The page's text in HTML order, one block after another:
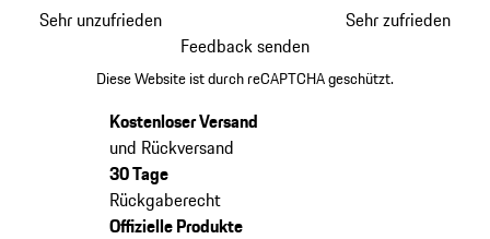
Sehr unzufrieden
Sehr zufrieden
Feedback senden
Diese Website ist durch reCAPTCHA geschützt.
Kostenloser Versand
und Rückversand
30 Tage
Rückgaberecht
Offizielle Produkte